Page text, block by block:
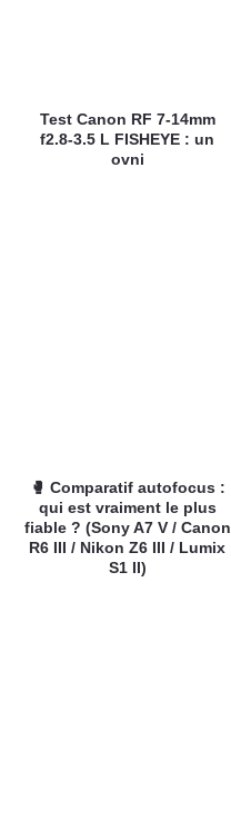
Test Canon RF 7-14mm
f2.8-3.5 L FISHEYE : un
ovni
🥊 Comparatif autofocus :
qui est vraiment le plus
fiable ? (Sony A7 V / Canon
R6 III / Nikon Z6 III / Lumix
S1 II)